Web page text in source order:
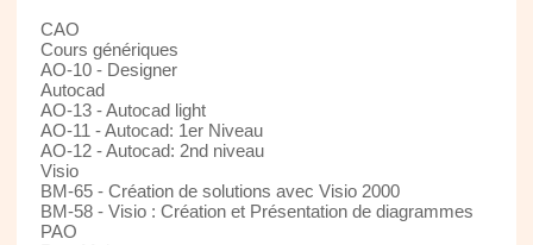
CAO
Cours génériques
AO-10 - Designer
Autocad
AO-13 - Autocad light
AO-11 - Autocad: 1er Niveau
AO-12 - Autocad: 2nd niveau
Visio
BM-65 - Création de solutions avec Visio 2000
BM-58 - Visio : Création et Présentation de diagrammes
PAO